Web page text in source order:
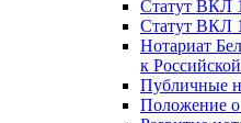
Статут ВКЛ
Статут ВКЛ
Нотариат
к
Публичные
Положение о